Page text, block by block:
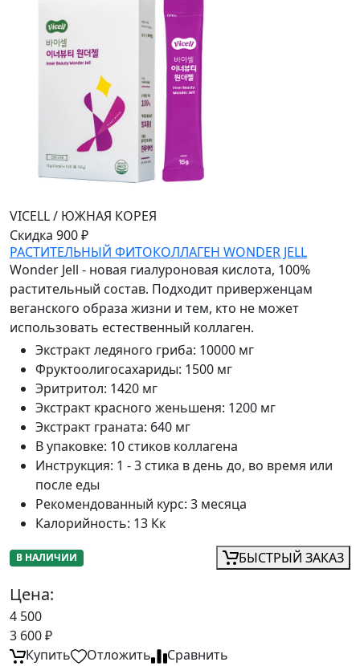
VICELL/ ЮЖНАЯ КОРЕЯ
Скидка 900 ₽
РАСТИТЕЛЬНЫЙ ФИТОКОЛЛАГЕН WONDER JELL
Wonder Jell - новая гиалуроновая кислота, 100%
растительный состав. Подходит приверженцам
веганского образа жизни и тем, кто не может
использовать естественный коллаген.
Экстракт ледяного гриба: 10000 мг
Фруктоолигосахариды: 1500 мг
Эритритол: 1420 мг
Экстракт красного женьшеня: 1200 мг
Экстракт граната: 640 мг
В упаковке: 10 стиков коллагена
Инструкция: 1 - 3 стика в день до, во время или
после еды
Рекомендованный курс: 3 месяца
Калорийность: 13 Кк
В НАЛИЧИИ БЫСТРЫЙ ЗАКАЗ
Цена:
4 500
3 600₽
Купить
Отложить
Сравнить